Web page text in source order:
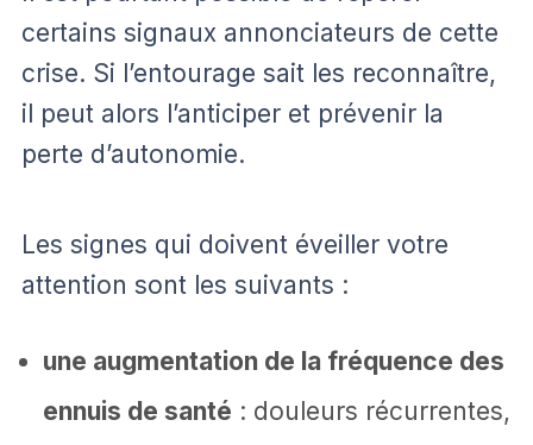
certains signaux annonciateurs de cette
crise. Si l’entourage sait les reconnaître,
il peut alors l’anticiper et prévenir la
perte d’autonomie.
Les signes qui doivent éveiller votre
attention sont les suivants :
une augmentation de la fréquence des
ennuis de santé : douleurs récurrentes,